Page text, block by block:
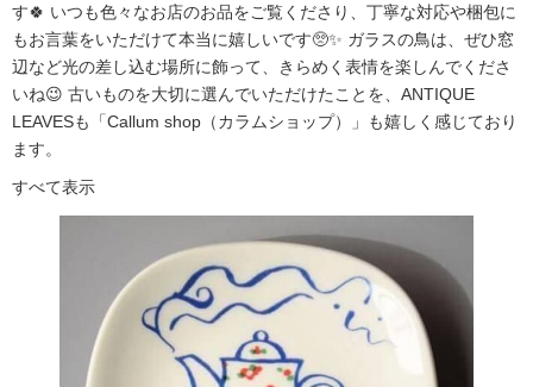
す🍀 いつも色々なお店のお品をご覧くださり、丁寧な対応や梱包に
もお言葉をいただけて本当に嬉しいです🥺✨ ガラスの鳥は、ぜひ窓
辺など光の差し込む場所に飾って、きらめく表情を楽しんでくださ
いね😉 古いものを大切に選んでいただけたことを、ANTIQUE
LEAVESも「Callum shop（カラムショップ）」も嬉しく感じており
ます。
すべて表示